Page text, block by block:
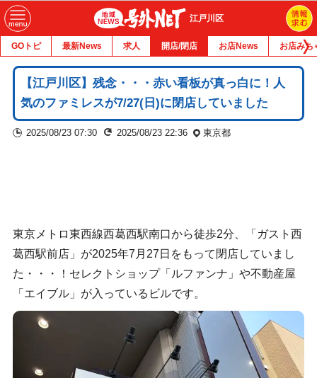
江戸川区
GOトピ 最新News 求人 開店/閉店 お店News お店みち
【江戸川区】残念・・・赤い看板が真っ白に！人
気のファミレスが7/27(日)に閉店していました
2025/08/23 07:30 2025/08/23 22:36 東京都
東京メトロ東西線西葛西駅南口から徒歩2分、「ガスト西
葛西駅前店」が2025年7月27日をもって閉店していまし
た・・・！セレクトショップ「ルファンナ」や不動産屋
「エイブル」が入っているビルです。